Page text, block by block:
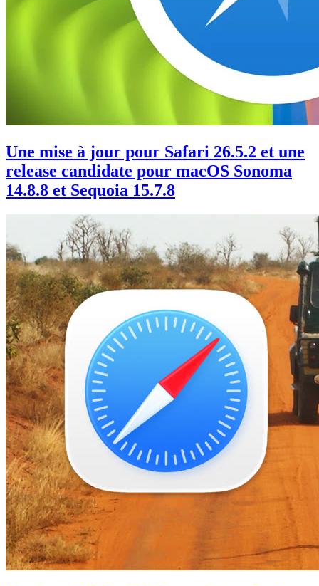
Une mise à jour pour Safari 26.5.2 et une
release candidate pour macOS Sonoma
14.8.8 et Sequoia 15.7.8